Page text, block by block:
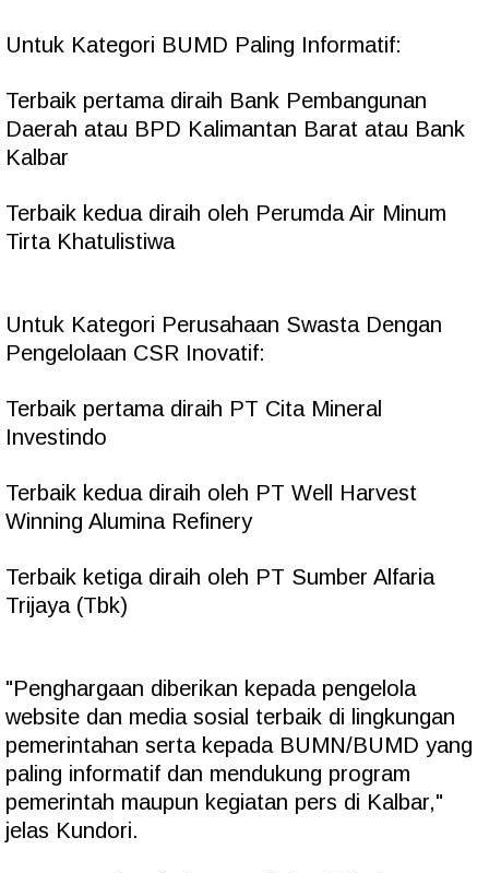
Untuk Kategori BUMD Paling Informatif:
Terbaik pertama diraih Bank Pembangunan
Daerah atau BPD Kalimantan Barat atau Bank
Kalbar
Terbaik kedua diraih oleh Perumda Air Minum
Tirta Khatulistiwa
Untuk Kategori Perusahaan Swasta Dengan
Pengelolaan CSR Inovatif:
Terbaik pertama diraih PT Cita Mineral
Investindo
Terbaik kedua diraih oleh PT Well Harvest
Winning Alumina Refinery
Terbaik ketiga diraih oleh PT Sumber Alfaria
Trijaya (Tbk)
"Penghargaan diberikan kepada pengelola
website dan media sosial terbaik di lingkungan
pemerintahan serta kepada BUMN/BUMD yang
paling informatif dan mendukung program
pemerintah maupun kegiatan pers di Kalbar,"
jelas Kundori.